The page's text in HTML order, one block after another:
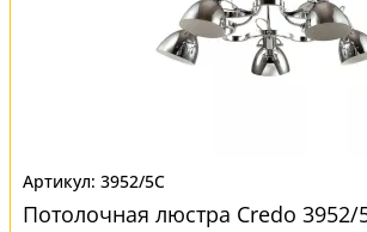
3952/5C
Потолочная люстра Credo 3952/